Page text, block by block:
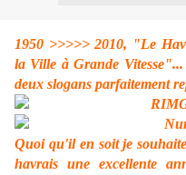
1950 >>>>> 2010, "Le
la Ville à Grande Vitesse"...
deux slogans parfaitement
Quoi qu'il en soit je
havrais une excellente